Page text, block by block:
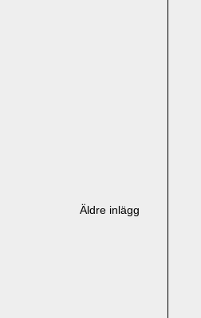
Äldre inlägg